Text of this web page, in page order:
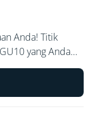
Anda! Titik
yang Anda
Dan mereka
dari standar:
cahaya